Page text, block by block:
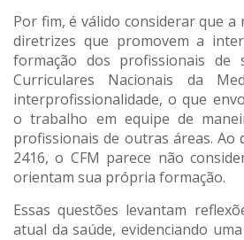
Por fim, é válido considerar que a
diretrizes que promovem a
formação dos profissionais de
Curriculares Nacionais da
interprofissionalidade, o que
o trabalho em equipe de
profissionais de outras áreas. Ao
2416, o CFM parece não
orientam sua própria formação.
Essas questões levantam
atual da saúde, evidenciando